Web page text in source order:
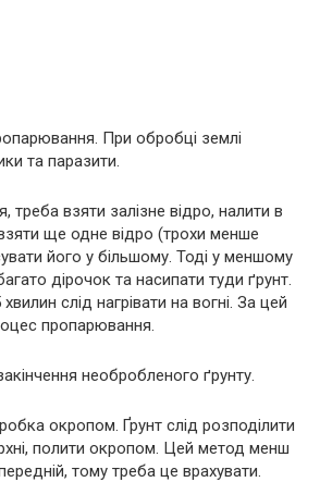
При обробці землі
та паразити.
взяти залізне відро, налити в
ще одне відро (трохи менше
його у більшому. Тоді у меншому
дірочок та насипати туди ґрунт.
слід нагрівати на вогні. За цей
пропарювання.
необробленого ґрунту.
окропом. Ґрунт слід розподілити
полити окропом. Цей метод менш
тому треба це врахувати.